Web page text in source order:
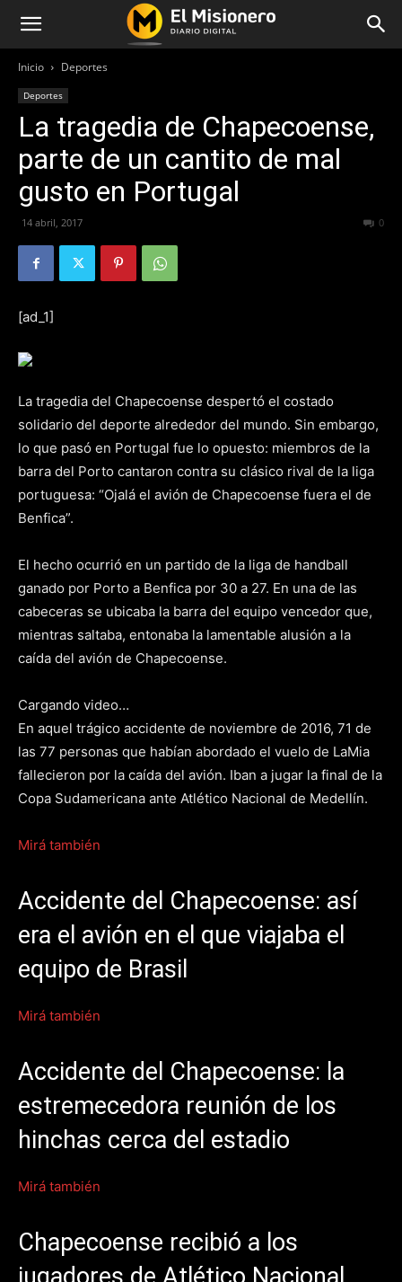
Inicio Deportes
Deportes
La tragedia de Chapecoense,
parte de un cantito de mal
gusto en Portugal
14 abril, 2017 0
[ad_1]
La tragedia del Chapecoense despertó el costado
solidario del deporte alrededor del mundo. Sin embargo,
lo que pasó en Portugal fue lo opuesto: miembros de la
barra del Porto cantaron contra su clásico rival de la liga
portuguesa: “Ojalá el avión de Chapecoense fuera el de
Benfica”.
El hecho ocurrió en un partido de la liga de handball
ganado por Porto a Benfica por 30 a 27. En una de las
cabeceras se ubicaba la barra del equipo vencedor que,
mientras saltaba, entonaba la lamentable alusión a la
caída del avión de Chapecoense.
Cargando video…
En aquel trágico accidente de noviembre de 2016, 71 de
las 77 personas que habían abordado el vuelo de LaMia
fallecieron por la caída del avión. Iban a jugar la final de la
Copa Sudamericana ante Atlético Nacional de Medellín.
Mirá también
Accidente del Chapecoense: así
era el avión en el que viajaba el
equipo de Brasil
Mirá también
Accidente del Chapecoense: la
estremecedora reunión de los
hinchas cerca del estadio
Mirá también
Chapecoense recibió a los